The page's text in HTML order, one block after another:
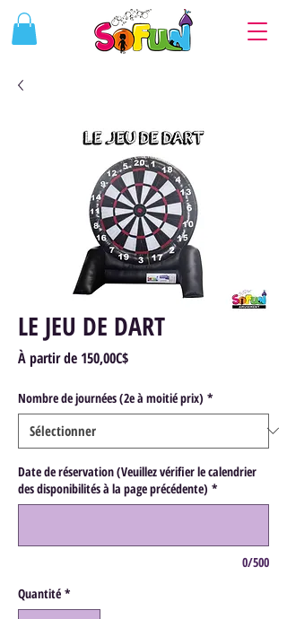
LE JEU DE DART
À partir de 150,00C$Prix
Nombre de journées (2e à moitié prix) *
Date de réservation (Veuillez vérifier le calendrier
des disponibilités à la page précédente) *
0/500
Quantité *